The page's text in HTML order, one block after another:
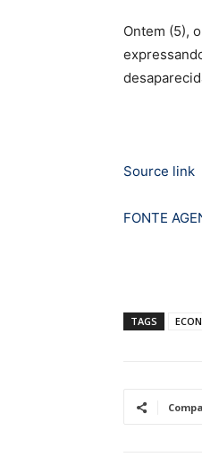
Ontem (5),
Source link
FONTE
TAGS